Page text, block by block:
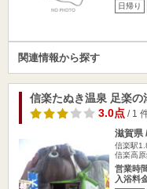
日帰り
関連情報から探す
信楽たぬき温泉 足楽の
3.0点/ 1
滋賀県
信楽駅
信楽高
営業時
入浴料